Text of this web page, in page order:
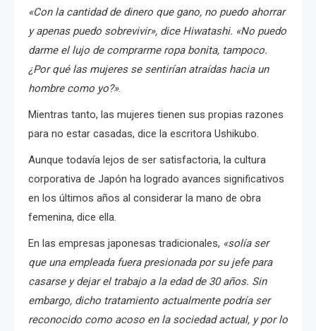
«Con la cantidad de dinero que gano, no puedo ahorrar
y apenas puedo sobrevivir», dice Hiwatashi. «No puedo
darme el lujo de comprarme ropa bonita, tampoco.
¿Por qué las mujeres se sentirían atraídas hacia un
hombre como yo?».
Mientras tanto, las mujeres tienen sus propias razones
para no estar casadas, dice la escritora Ushikubo.
Aunque todavía lejos de ser satisfactoria, la cultura
corporativa de Japón ha logrado avances significativos
en los últimos años al considerar la mano de obra
femenina, dice ella.
En las empresas japonesas tradicionales, «solía ser
que una empleada fuera presionada por su jefe para
casarse y dejar el trabajo a la edad de 30 años. Sin
embargo, dicho tratamiento actualmente podría ser
reconocido como acoso en la sociedad actual, y por lo